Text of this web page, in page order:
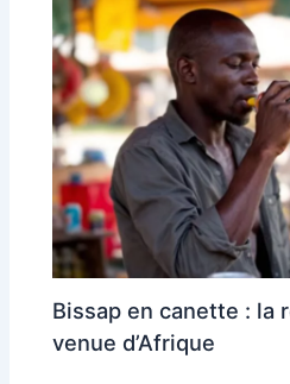
Bissap en canette : la
venue d’Afrique